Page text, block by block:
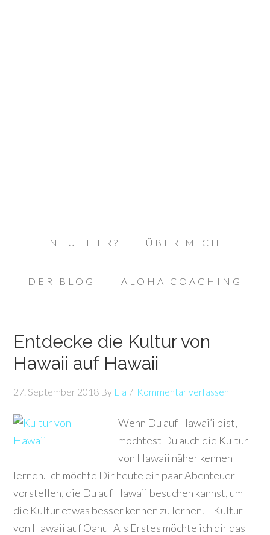
NEU HIER? ÜBER MICH
DER BLOG ALOHA COACHING
Entdecke die Kultur von
Hawaii auf Hawaii
27. September 2018 By Ela Kommentar verfassen
Wenn Du auf Hawai’i bist,
möchtest Du auch die Kultur
von Hawaii näher kennen
lernen. Ich möchte Dir heute ein paar Abenteuer
vorstellen, die Du auf Hawaii besuchen kannst, um
die Kultur etwas besser kennen zu lernen. Kultur
von Hawaii auf Oahu Als Erstes möchte ich dir das